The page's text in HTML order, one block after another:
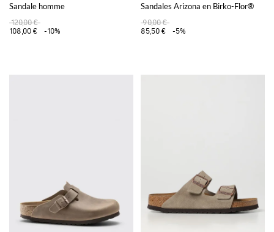
Sandale homme
120,00 €
108,00 €
-10%
Sandales Arizona en Birko-Flor®
90,00 €
85,50 €
-5%